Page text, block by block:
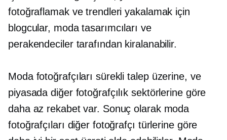
fotoğraflamak ve trendleri yakalamak için
blogcular, moda tasarımcıları ve
perakendeciler tarafından kiralanabilir.
Moda fotoğrafçıları süreklitalep üzerine, ve
piyasada diğer fotoğrafçılık sektörlerine göre
daha az rekabet var. Sonuç olarak moda
fotoğrafçıları diğer fotoğrafçı türlerine göre